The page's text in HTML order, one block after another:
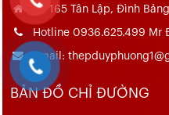
Số 165 Tân Lập, Đình
Hotline 0936.625.499 Mr
Email:
BẢN ĐỒ CHỈ ĐƯỜNG